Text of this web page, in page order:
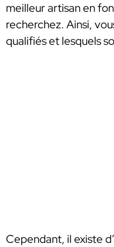
meilleur artisan en
recherchez. Ainsi,
qualifiés et lesquels
Cependant, il existe